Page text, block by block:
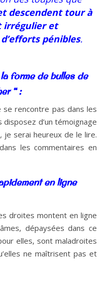
descendent tour à
irrégulier et
pénibles.
forme de bulles de
“ :
rencontre pas dans les
disposez d’un témoignage
je serai heureux de le lire.
les commentaires en
en ligne
droites montent en ligne
dépaysées dans ce
elles, sont maladroites
ne maîtrisent pas et